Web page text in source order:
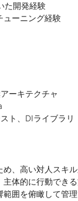
た開発経験
ューニング経験
ーキテクチャ
ト、DIライブラリ
め、高い対人スキ
主体的に行動でき
範囲を俯瞰して管